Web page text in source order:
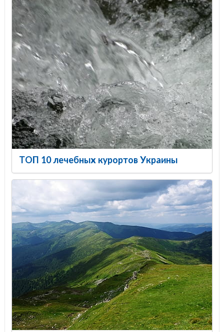
ТОП 10 лечебных курортов Украины